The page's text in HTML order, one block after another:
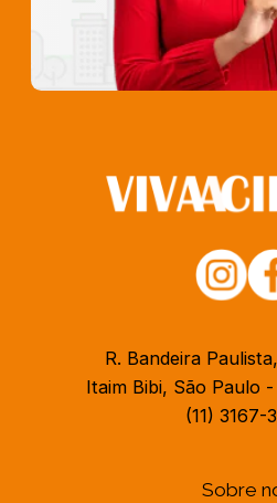
R. Bandeira
Itaim Bibi, São Paulo
(11) 3167-
Sobre